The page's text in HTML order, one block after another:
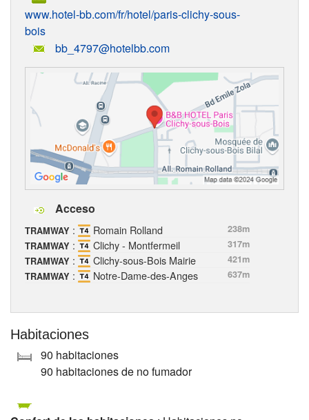
www.hotel-bb.com/fr/hotel/paris-clichy-sous-
bois
bb_4797@hotelbb.com
Acceso
TRAMWAY : Romain Rolland
238m
TRAMWAY : Clichy - Montfermeil
317m
TRAMWAY : Clichy-sous-Bois Mairie
421m
TRAMWAY : Notre-Dame-des-Anges 637m
Habitaciones
90 habitaciones
90 habitaciones de no fumador